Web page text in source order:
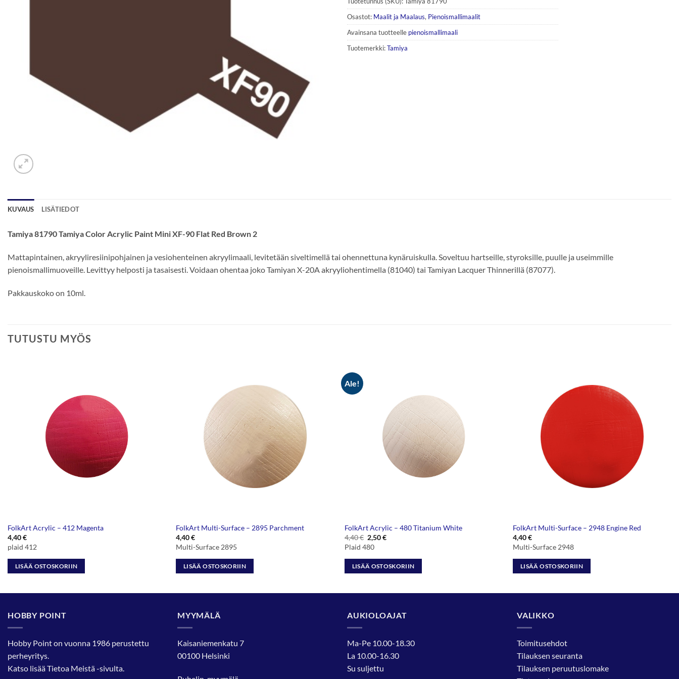
Osastot: Maalit ja Maalaus, Pienoismallimaalit
Avainsana tuotteelle pienoismallimaali
Tuotemerkki:Tamiya
KUVAUS LISÄTIEDOT
Tamiya 81790 Tamiya Color Acrylic Paint Mini XF-90 Flat Red Brown 2
Mattapintainen, akryyliresiinipohjainen ja vesiohenteinen akryylimaali, levitetään siveltimellä tai ohennettuna kynäruiskulla. Soveltuu hartseille, styroksille, puulle ja useimmille
pienoismallimuoveille. Levittyy helposti ja tasaisesti. Voidaan ohentaa joko Tamiyan X-20A akryyliohentimella (81040) tai Tamiyan Lacquer Thinnerillä (87077).
Pakkauskoko on 10ml.
TUTUSTU MYÖS
FolkArt Acrylic – 412 Magenta
4,40€
plaid 412
LISÄÄ OSTOSKORIIN
FolkArt Multi-Surface – 2895 Parchment
4,40€
Multi-Surface 2895
LISÄÄ OSTOSKORIIN
Ale!
FolkArt Acrylic – 480 Titanium White
4,40€ Alkuperäinen
hinta
oli:
4,40 €.
2,50€Nykyinen
2,50 €.
Plaid 480
LISÄÄ OSTOSKORIIN
FolkArt Multi-Surface – 2948 Engine Red
4,40€
Multi-Surface 2948
LISÄÄ OSTOSKORIIN
HOBBY POINT
Hobby Point on vuonna 1986 perustettu
perheyritys.
Katso lisääTietoa Meistä-sivulta.
MYYMÄLÄ
Kaisaniemenkatu 7
00100 Helsinki
AUKIOLOAJAT
Ma-Pe 10.00-18.30
La 10.00-16.30
Su suljettu
VALIKKO
Toimitusehdot
Tilauksen seuranta
Tilauksen peruutuslomake